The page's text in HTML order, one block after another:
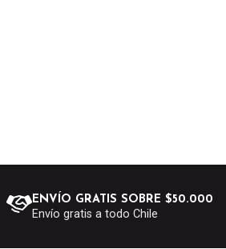
ENVÍO GRATIS SOBRE $50.000
Envío gratis a todo Chile